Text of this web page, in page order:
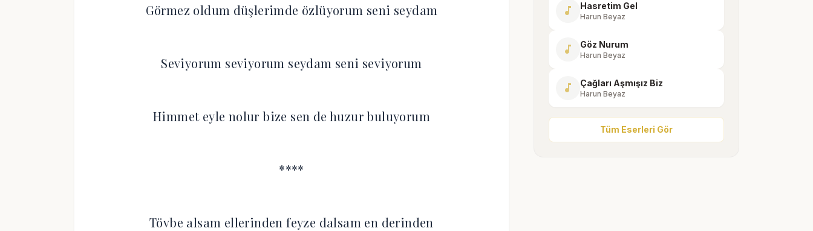
Görmez oldum düşlerimde özlüyorum seni seydam
Seviyorum seviyorum seydam seni seviyorum
Himmet eyle nolur bize sen de huzur buluyorum
****
Tövbe alsam ellerinden feyze dalsam en derinden
music_note Hasretim Gel
Harun Beyaz
music_note Göz Nurum
Harun Beyaz
music_note Çağları Aşmışız Biz
Harun Beyaz
Tüm Eserleri Gör